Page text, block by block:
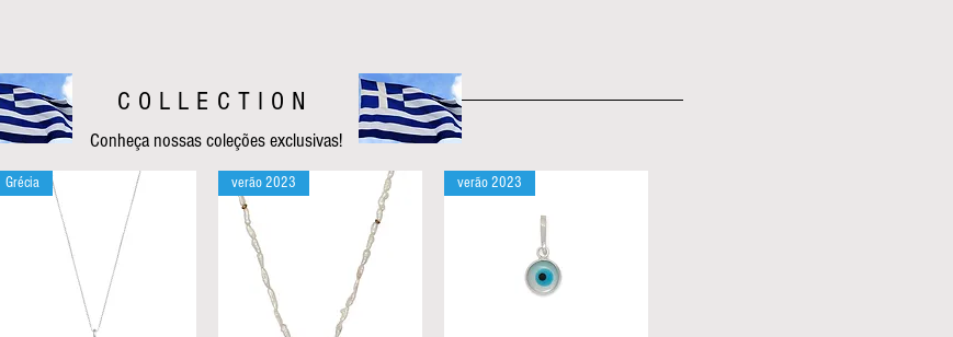
COLLECTION
Conheça nossas coleções exclusivas!
Grécia verão 2023 verão 2023